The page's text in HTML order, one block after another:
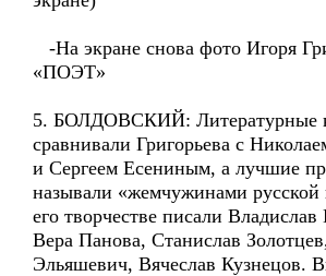
-На экране снова фото Игоря
«ПОЭТ»
5. БОЛДОВСКИЙ: Литературные
сравнивали Григорьева с
и Сергеем Есениным, а лучшие
называли «жемчужинами
его творчестве писали
Вера Панова, Станислав
Эльяшевич, Вячеслав Кузнецов.